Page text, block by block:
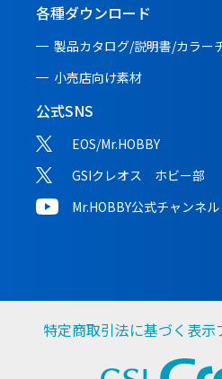
各種ダウンロード
製品カタログ/説明書/カラー
小売店向け素材
公式SNS
EOS/Mr.HOBBY
GSIクレオス ホビー部
Mr.HOBBY公式チャンネル
特定商取引法に基づく表示